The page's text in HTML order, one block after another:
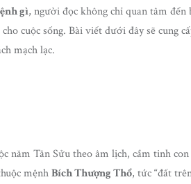
gì, người đọc không chỉ quan tâm
cuộc sống. Bài viết dưới đây sẽ cung
mạch lạc.
năm Tân Sửu theo âm lịch, cầm tinh
mệnhBích Thượng Thổ, tức “đất